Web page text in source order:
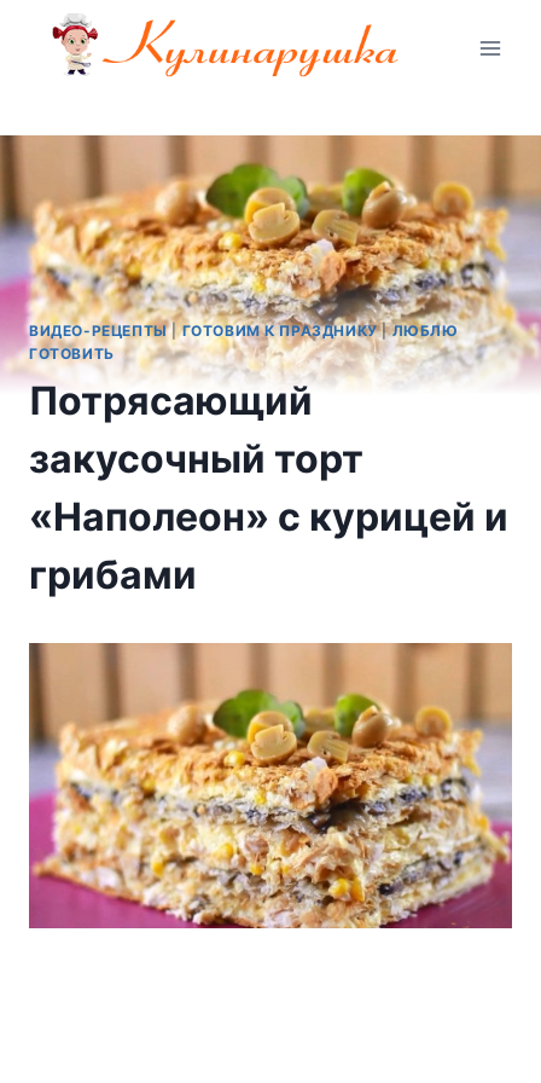
Перейти
содержимому
ВИДЕО-РЕЦЕПТЫ|ГОТОВИМ К ПРАЗДНИКУ|ЛЮБЛЮ
ГОТОВИТЬ
Потрясающий
закусочный торт
«Наполеон» с курицей и
грибами